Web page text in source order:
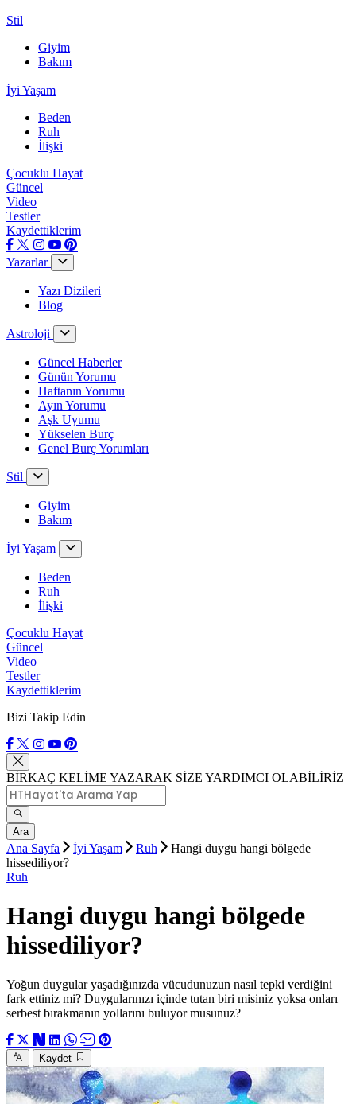
Stil
Giyim
Bakım
İyi Yaşam
Beden
Ruh
İlişki
Çocuklu Hayat
Güncel
Video
Testler
Kaydettiklerim
Yazarlar
Yazı Dizileri
Blog
Astroloji
Güncel Haberler
Günün Yorumu
Haftanın Yorumu
Ayın Yorumu
Aşk Uyumu
Yükselen Burç
Genel Burç Yorumları
Stil
Giyim
Bakım
İyi Yaşam
Beden
Ruh
İlişki
Çocuklu Hayat
Güncel
Video
Testler
Kaydettiklerim
Bizi Takip Edin
BİRKAÇ KELİME YAZARAK SİZE YARDIMCI OLABİLİRİZ
Ara
Ana Sayfa İyi Yaşam Ruh
Hangi duygu hangi bölgede
hissediliyor?
Ruh
Hangi duygu hangi bölgede
hissediliyor?
Yoğun duygular yaşadığınızda vücudunuzun nasıl tepki verdiğini
fark ettiniz mi? Duygularınızı içinde tutan biri misiniz yoksa onları
serbest bırakmanın yollarını buluyor musunuz?
Kaydet